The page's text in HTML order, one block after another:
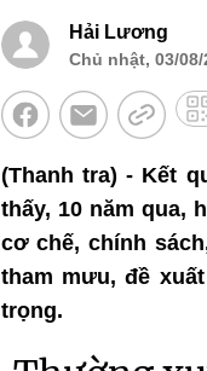
Hải Lương
Chủ nhật, 03/08/
(Thanh tra) - Kết
thấy, 10 năm qua,
cơ chế, chính
tham mưu, đề
trọng.